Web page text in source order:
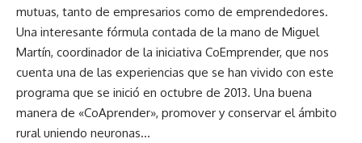
mutuas, tanto de empresarios como de emprendedores.
Una interesante fórmula contada de la mano de Miguel
Martín, coordinador de la iniciativa CoEmprender, que nos
cuenta una de las experiencias que se han vivido con este
programa que se inició en octubre de 2013. Una buena
manera de «CoAprender», promover y conservar el ámbito
rural uniendo neuronas…